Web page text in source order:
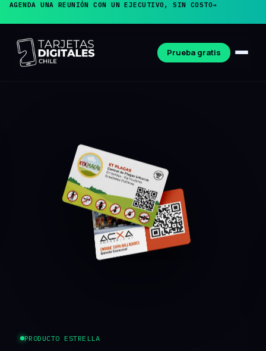
AGENDA UNA REUNIÓN CON UN EJECUTIVO, SIN COSTO→
Prueba gratis
PRODUCTO ESTRELLA